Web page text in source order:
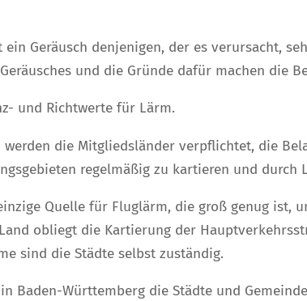
Geräusch denjenigen, der es verursacht,
und die Gründe dafür machen die
und Richtwerte für Lärm.
die Mitgliedsländer verpflichtet, die
regelmäßig zu kartieren und durch
Quelle für Fluglärm, die groß genug ist,
obliegt die Kartierung der
sind die Städte selbst zuständig.
Baden-Württemberg die Städte und